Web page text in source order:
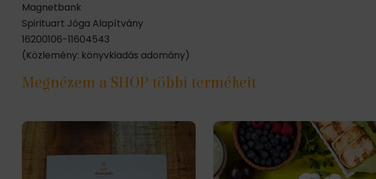
Magnetbank
Spirituart Jóga Alapítvány
16200106-11604543
(Közlemény: könyvkiadás adomány)
Megnézem a SHOP többi termékeit